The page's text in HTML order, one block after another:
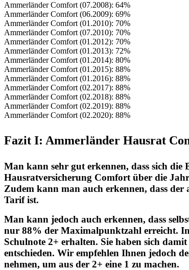
Ammerländer Comfort (07.2008): 64%
Ammerländer Comfort (06.2009): 69%
Ammerländer Comfort (01.2010): 70%
Ammerländer Comfort (07.2010): 70%
Ammerländer Comfort (01.2012): 70%
Ammerländer Comfort (01.2013): 72%
Ammerländer Comfort (01.2014): 80%
Ammerländer Comfort (01.2015): 88%
Ammerländer Comfort (01.2016): 88%
Ammerländer Comfort (02.2017): 88%
Ammerländer Comfort (02.2018): 88%
Ammerländer Comfort (02.2019): 88%
Ammerländer Comfort (02.2020): 88%
Fazit I: Ammerländer Hausrat
Man kann sehr gut erkennen, dass sich die
Hausratversicherung Comfort über die
Zudem kann man auch erkennen, dass der
Tarif ist.
Man kann jedoch auch erkennen, dass
nur 88% der Maximalpunktzahl erreicht.
Schulnote 2+ erhalten. Sie haben sich
entschieden. Wir empfehlen Ihnen jedoch
nehmen, um aus der 2+ eine 1 zu machen.